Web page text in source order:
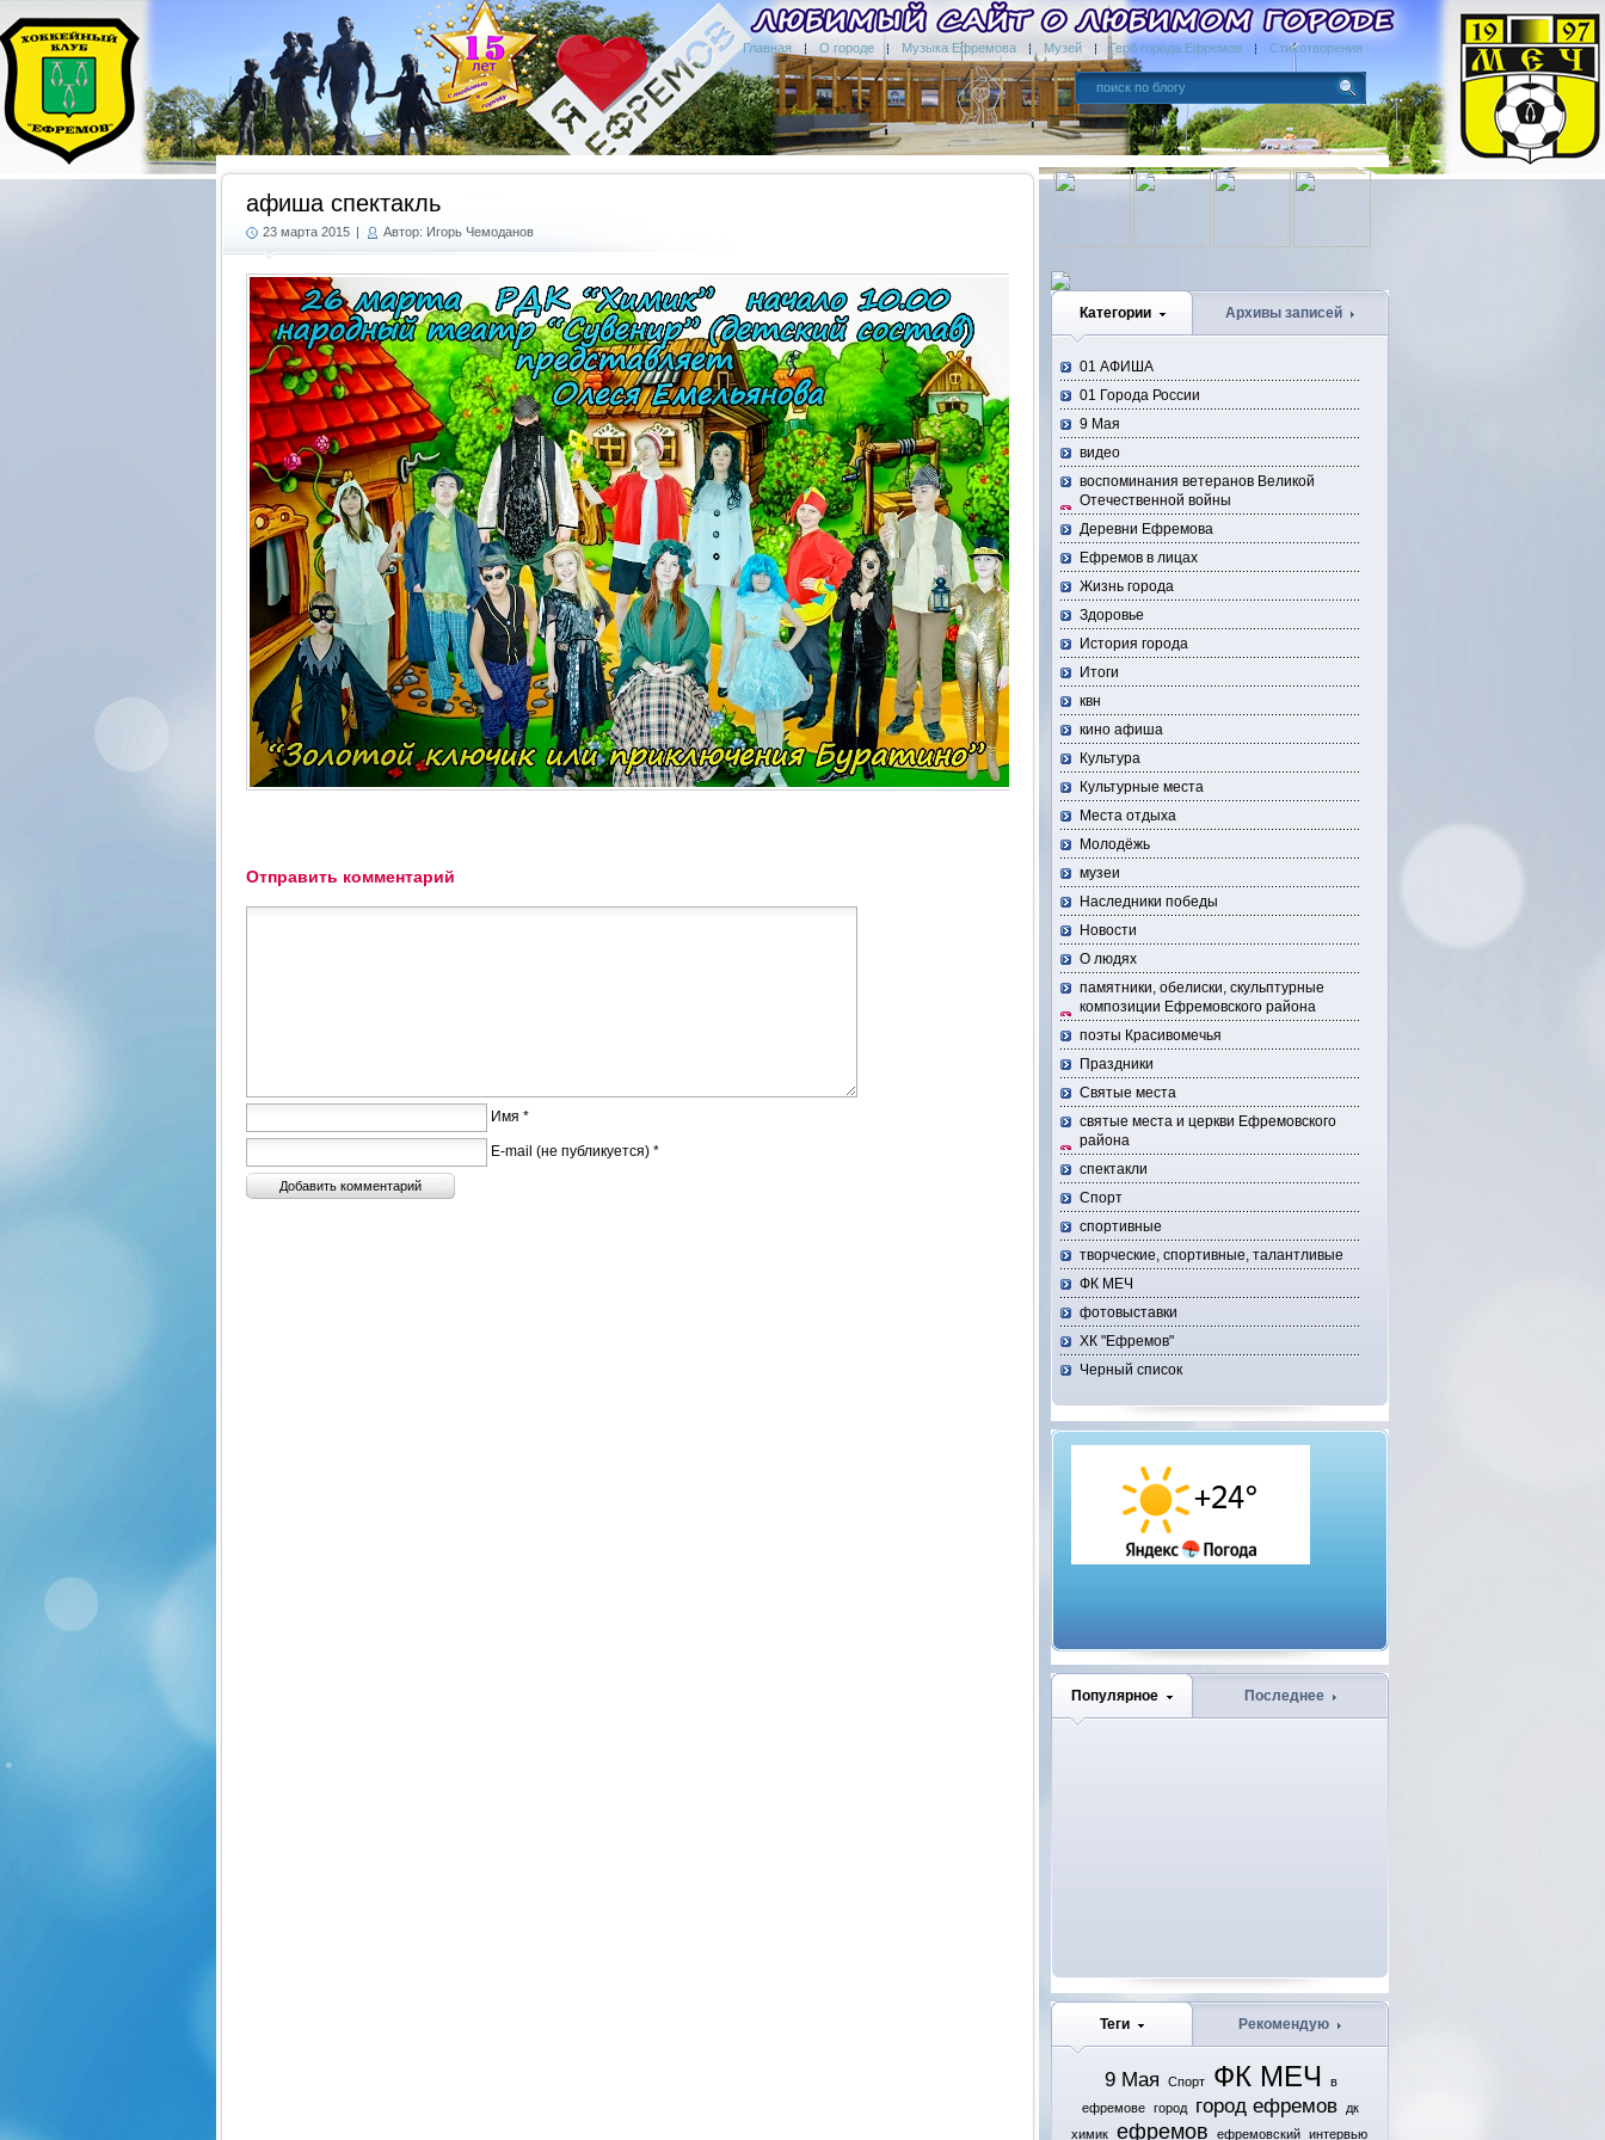
Главная О городе Музыка Ефремова Музей Герб города Ефремов Стихотворения
афиша спектакль
23 марта 2015 | Автор: Игорь Чемоданов
Отправить комментарий
Имя *
E-mail (не публикуется) *
Категории Архивы записей
01 АФИША
01 Города России
9 Мая
видео
воспоминания ветеранов Великой
Отечественной войны
Деревни Ефремова
Ефремов в лицах
Жизнь города
Здоровье
История города
Итоги
квн
кино афиша
Культура
Культурные места
Места отдыха
Молодёжь
музеи
Наследники победы
Новости
О людях
памятники, обелиски, скульптурные
композиции Ефремовского района
поэты Красивомечья
Праздники
Святые места
святые места и церкви Ефремовского
района
спектакли
Спорт
спортивные
творческие, спортивные, талантливые
ФК МЕЧ
фотовыставки
ХК "Ефремов"
Черный список
Популярное Последнее
Теги Рекомендую
9 Мая Спорт ФК МЕЧ
в
ефремове
город город ефремов
дк
химик
ефремов ефремовский интервью